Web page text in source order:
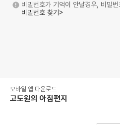
비밀번호가 기억이 안날경우, 비밀
비밀번호 찾기>
모바일 앱 다운로드
고도원의 아침편지